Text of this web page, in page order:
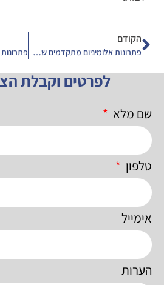
הקודם
פתרונות אלומיניום מתקדמים שמשדרגים כל חלל בבית ובעסק
לפרטים וקבלת
שם מלא
טלפון
אימייל
הערות